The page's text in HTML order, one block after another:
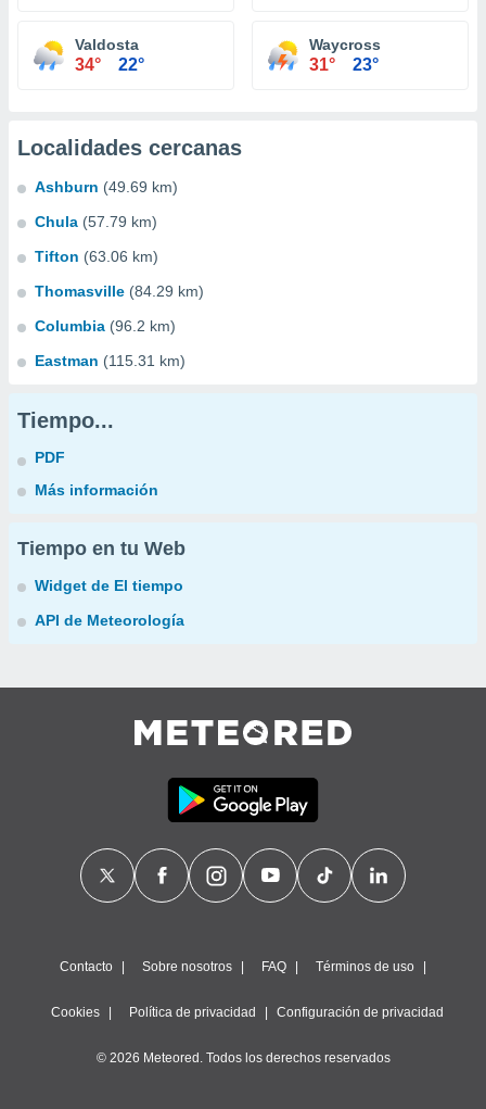
Valdosta
34° 22°
Waycross
31° 23°
Localidades cercanas
Ashburn (49.69 km)
Chula (57.79 km)
Tifton (63.06 km)
Thomasville (84.29 km)
Columbia (96.2 km)
Eastman (115.31 km)
Tiempo...
PDF
Más información
Tiempo en tu Web
Widget de El tiempo
API de Meteorología
Contacto Sobre nosotros FAQ Términos de uso
Cookies Política de privacidad Configuración de privacidad
© 2026 Meteored. Todos los derechos reservados